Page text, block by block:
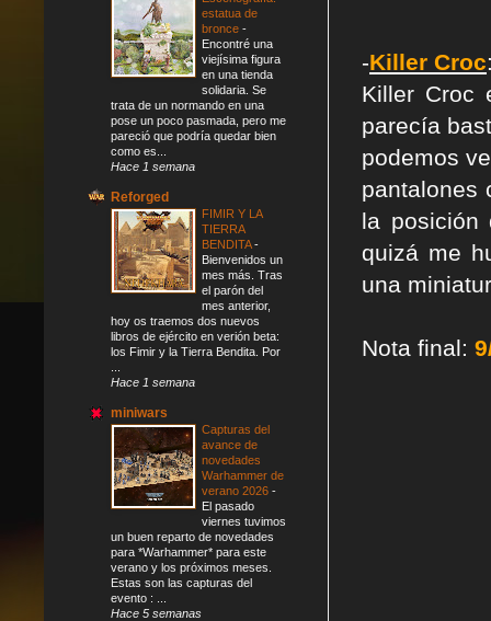
-Killer Croc
Killer Croc
parecía
podemos
pantalones
la posición
quizá me
una
Nota final:
estatua de
bronce -
Encontré una
viejísima figura
en una tienda
solidaria. Se
trata de un normando en una
pose un poco pasmada, pero me
pareció que podría quedar bien
como es...
Hace 1 semana
Reforged
FIMIR Y LA
TIERRA
BENDITA-
Bienvenidos un
mes más. Tras
el parón del
mes anterior,
hoy os traemos dos nuevos
libros de ejército en verión beta:
los Fimir y la Tierra Bendita. Por
Hace 1 semana
miniwars
Capturas del
avance de
novedades
Warhammer de
verano 2026 -
El pasado
viernes tuvimos
un buen reparto de novedades
para *Warhammer* para este
verano y los próximos meses.
Estas son las capturas del
evento : ...
Hace 5 semanas